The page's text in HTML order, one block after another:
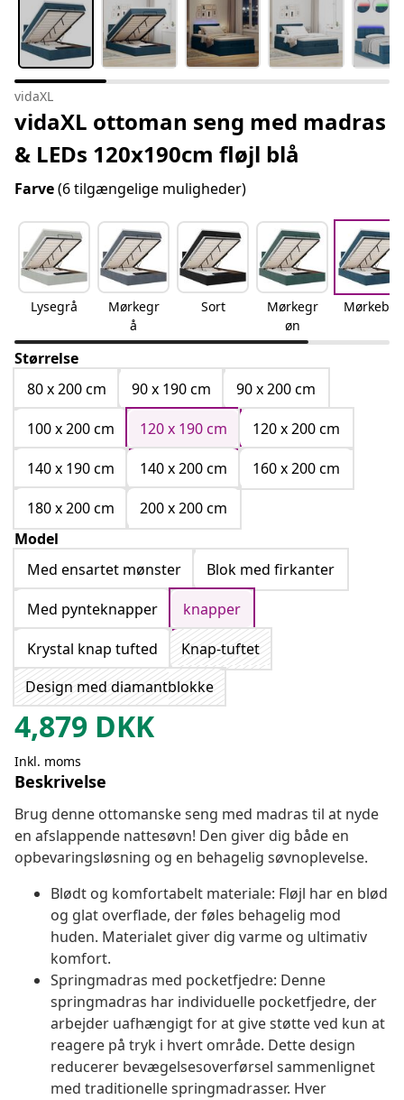
vidaXL
vidaXL ottoman seng med madras
& LEDs 120x190cm fløjl blå
Farve(6 tilgængelige muligheder)
Lysegrå
Mørkegr
å
Sort
Mørkegr
øn
Mørkeblå
Størrelse
80 x 200 cm
90 x 190 cm
90 x 200 cm
100 x 200 cm
120 x 190 cm
120 x 200 cm
140 x 190 cm
140 x 200 cm
160 x 200 cm
180 x 200 cm
200 x 200 cm
Model
Med ensartet mønster
Blok med firkanter
Med pynteknapper
knapper
Krystal knap tufted
Knap-tuftet
Design med diamantblokke
4,879 DKK
Inkl. moms
Beskrivelse
Brug denne ottomanske seng med madras til at nyde
en afslappende nattesøvn! Den giver dig både en
opbevaringsløsning og en behagelig søvnoplevelse.
Blødt og komfortabelt materiale: Fløjl har en blød
og glat overflade, der føles behagelig mod
huden. Materialet giver dig varme og ultimativ
komfort.
Springmadras med pocketfjedre: Denne
springmadras har individuelle pocketfjedre, der
arbejder uafhængigt for at give støtte ved kun at
reagere på tryk i hvert område. Dette design
reducerer bevægelsesoverførsel sammenlignet
med traditionelle springmadrasser. Hver